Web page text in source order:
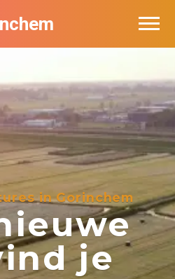
in Gorinchem
je
Gorinchem
in Gorinchem